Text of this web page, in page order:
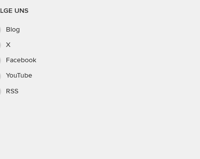
UNS
Blog
X
Facebook
YouTube
RSS